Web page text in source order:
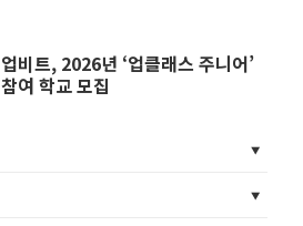
업비트, 2026년 ‘업클래스 주니어’
참여 학교 모집